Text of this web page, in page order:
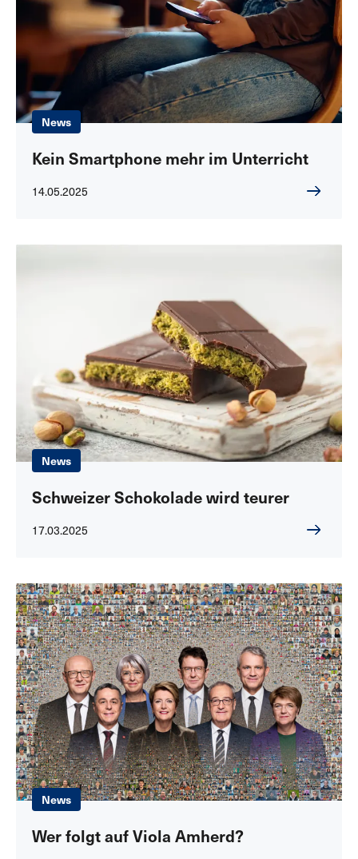
News
Kein Smartphone mehr im Unterricht
14.05.2025
News
Schweizer Schokolade wird teurer
17.03.2025
News
Wer folgt auf Viola Amherd?